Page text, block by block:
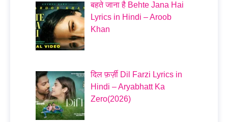
बहते जाना है Behte Jana Hai
Lyrics in Hindi – Aroob
Khan
दिल फ़र्ज़ी Dil Farzi Lyrics in
Hindi – Aryabhatt Ka
Zero(2026)